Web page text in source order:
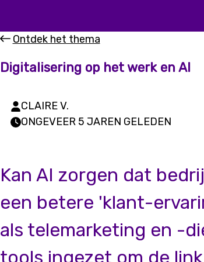
Ontdek het thema
Digitalisering op het werk en AI
CLAIRE V.
ONGEVEER 5 JAREN GELEDEN
Kan AI zorgen dat
een betere 'klant-
als telemarketing en -
tools ingezet om de